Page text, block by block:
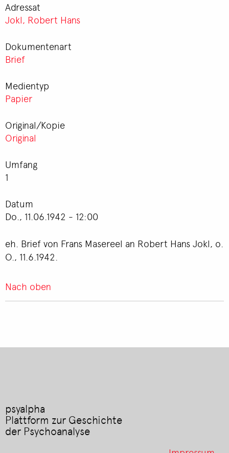
Adressat
Jokl, Robert Hans
Dokumentenart
Brief
Medientyp
Papier
Original/Kopie
Original
Umfang
1
Datum
Do., 11.06.1942 - 12:00
eh. Brief von Frans Masereel an Robert Hans Jokl, o.
O., 11.6.1942.
Nach oben
psyalpha
Plattform zur Geschichte
der Psychoanalyse